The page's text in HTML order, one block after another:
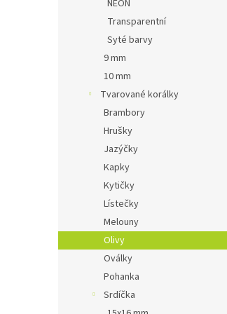
NEON
Transparentní
Syté barvy
9 mm
10 mm
Tvarované korálky
Brambory
Hrušky
Jazýčky
Kapky
Kytičky
Lístečky
Melouny
Olivy
Oválky
Pohanka
Srdíčka